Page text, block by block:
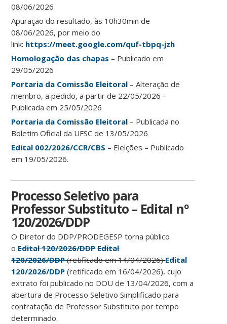
08/06/2026
Apuração do resultado, às 10h30min de
08/06/2026, por meio do
link: https://meet.google.com/quf-tbpq-jzh
Homologação das chapas – Publicado em
29/05/2026
Portaria da Comissão Eleitoral – Alteração de
membro, a pedido, a partir de 22/05/2026 –
Publicada em 25/05/2026
Portaria da Comissão Eleitoral – Publicada no
Boletim Oficial da UFSC de 13/05/2026
Edital 002/2026/CCR/CBS – Eleições – Publicado
em 19/05/2026.
Processo Seletivo para
Professor Substituto – Edital nº
120/2026/DDP
O Diretor do DDP/PRODEGESP torna público
oEdital 120/2026/DDP Edital
120/2026/DDP(retificado em 14/04/2026)Edital
120/2026/DDP (retificado em 16/04/2026), cujo
extrato foi publicado no DOU de 13/04/2026, com a
abertura de Processo Seletivo Simplificado para
contratação de Professor Substituto por tempo
determinado.